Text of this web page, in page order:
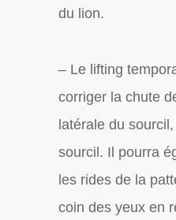
du lion.
– Le lifting
corriger la chute
latérale du
sourcil. Il pourra
les rides de la
coin des yeux en